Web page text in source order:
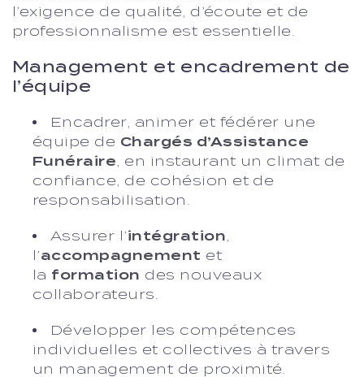
l’exigence de qualité, d’écoute et de
professionnalisme est essentielle.
Management et encadrement de
l’équipe
Encadrer, animer et fédérer une
équipe de Chargés d’Assistance
Funéraire, en instaurant un climat de
confiance, de cohésion et de
responsabilisation.
Assurer l’intégration,
l’accompagnement et
la formation des nouveaux
collaborateurs.
Développer les compétences
individuelles et collectives à travers
un management de proximité.